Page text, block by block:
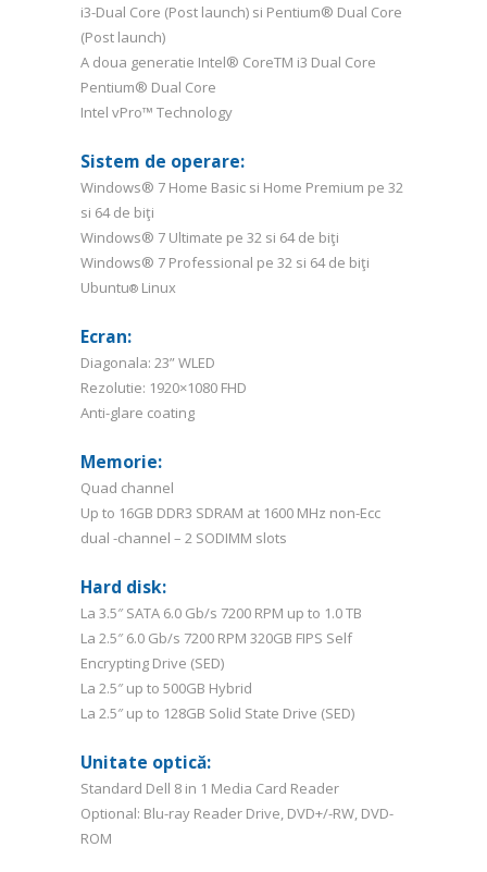
i3-Dual Core (Post launch) si Pentium® Dual Core
(Post launch)
A doua generatie Intel® CoreTM i3 Dual Core
Pentium® Dual Core
Intel vPro™ Technology
Sistem de operare:
Windows® 7 Home Basic si Home Premium pe 32
si 64 de biţi
Windows® 7 Ultimate pe 32 si 64 de biţi
Windows® 7 Professional pe 32 si 64 de biţi
Ubuntu® Linux
Ecran:
Diagonala: 23” WLED
Rezolutie: 1920×1080 FHD
Anti-glare coating
Memorie:
Quad channel
Up to 16GB DDR3 SDRAM at 1600 MHz non-Ecc
dual -channel – 2 SODIMM slots
Hard disk:
La 3.5″ SATA 6.0 Gb/s 7200 RPM up to 1.0 TB
La 2.5″ 6.0 Gb/s 7200 RPM 320GB FIPS Self
Encrypting Drive (SED)
La 2.5″ up to 500GB Hybrid
La 2.5″ up to 128GB Solid State Drive (SED)
Unitate optică:
Standard Dell 8 in 1 Media Card Reader
Optional: Blu-ray Reader Drive, DVD+/-RW, DVD-
ROM